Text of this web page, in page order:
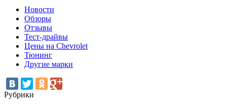
Новости
Обзоры
Отзывы
Тест-драйвы
Цены на Chevrolet
Тюнинг
Другие марки
Рубрики